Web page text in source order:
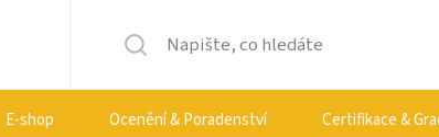
E-shop Ocenění & Poradenství Certifikace &